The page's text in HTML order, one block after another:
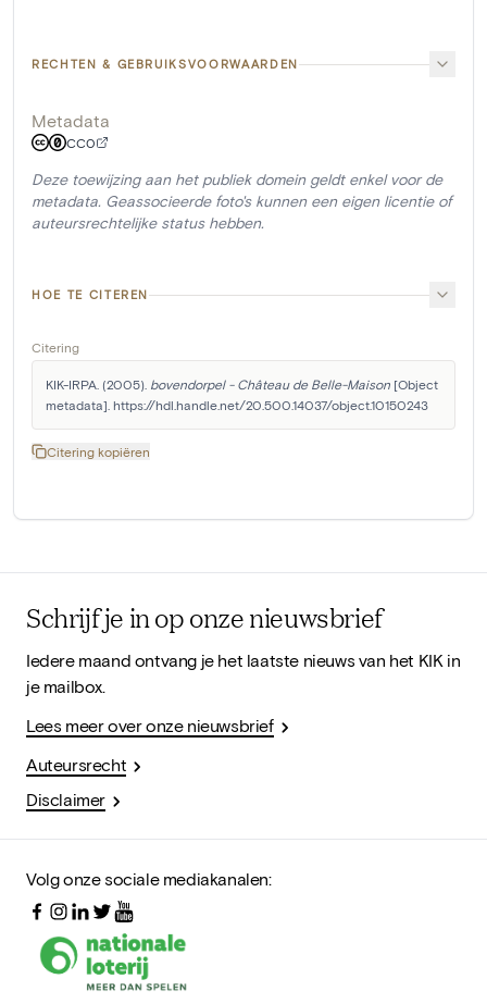
RECHTEN & GEBRUIKSVOORWAARDEN
Metadata
CC0
Deze toewijzing aan het publiek domein geldt enkel voor de
metadata. Geassocieerde foto's kunnen een eigen licentie of
auteursrechtelijke status hebben.
HOE TE CITEREN
Citering
KIK-IRPA. (2005). bovendorpel - Château de Belle-Maison [Object
metadata]. https://hdl.handle.net/20.500.14037/object.10150243
Citering kopiëren
Schrijf je in op onze nieuwsbrief
Iedere maand ontvang je het laatste nieuws van het KIK in
je mailbox.
Lees meer over onze nieuwsbrief
Auteursrecht
Disclaimer
Volg onze sociale mediakanalen: